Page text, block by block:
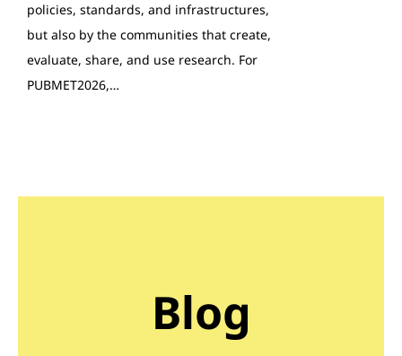
policies, standards, and infrastructures,
but also by the communities that create,
evaluate, share, and use research. For
PUBMET2026,…
Blog